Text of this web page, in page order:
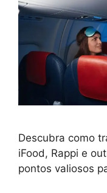
Descubra como
iFood, Rappi e
pontos valiosos